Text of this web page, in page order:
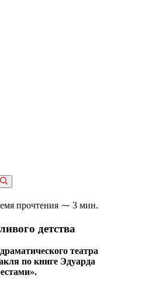
прочтения ⁓ 3 мин.
детства
театра
по книге Эдуарда